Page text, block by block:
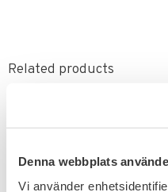
Denna webbplats
Vi använder
Related products